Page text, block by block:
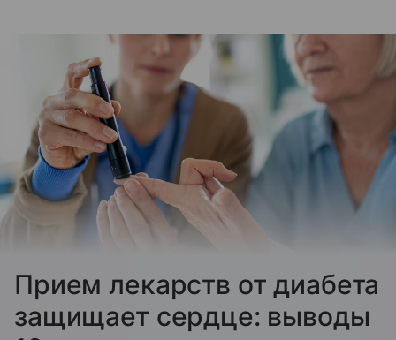
Прием лекарств от диабета
защищает сердце: выводы